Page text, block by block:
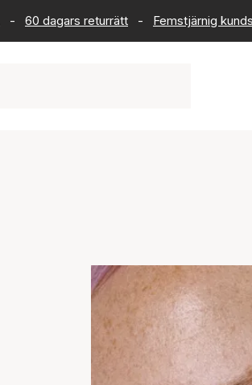
- 60 dagars returrätt - Femstjärnig